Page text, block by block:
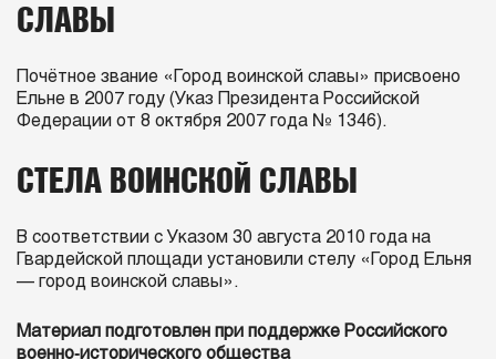
СЛАВЫ
Почётное звание «Город воинской славы» присвоено
Ельне в 2007 году (Указ Президента Российской
Федерации от 8 октября 2007 года № 1346).
СТЕЛА ВОИНСКОЙ СЛАВЫ
В соответствии с Указом 30 августа 2010 года на
Гвардейской площади установили стелу «Город Ельня
— город воинской славы».
Материал подготовлен при поддержке Российского
военно‑исторического общества